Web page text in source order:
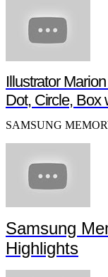
Illustrator
Dot, Circle, Box
SAMSUNG
Samsung
Highlights